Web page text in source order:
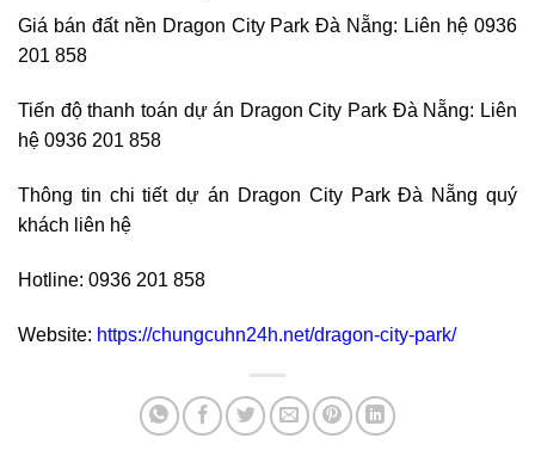
Giá bán đất nền Dragon City Park Đà Nẵng: Liên hệ 0936
201 858
Tiến độ thanh toán dự án Dragon City Park Đà Nẵng: Liên
hệ 0936 201 858
Thông tin chi tiết dự án Dragon City Park Đà Nẵng quý
khách liên hệ
Hotline: 0936 201 858
Website: https://chungcuhn24h.net/dragon-city-park/